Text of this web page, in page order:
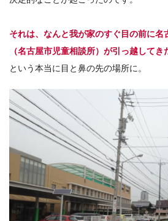
それは、なんと我が家のすぐ目の前に名
（名古屋市児童相談所）が引っ越してき
という本当に目と鼻の先の場所に。